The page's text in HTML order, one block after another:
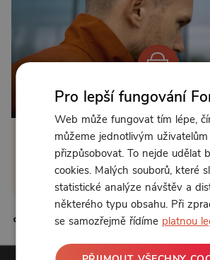
Od 144 Kč měsíčně nebo 89 Kč
Zřídit předplatné
Koupit příspěvek
Pro lepší fungování
Web může fungovat tím lépe,
můžeme jednotlivým uživatelům
přizpůsobovat. To nejde udělat
cookies. Malých souborů, které
statistické analýze návštěv a
některého typu obsahu. Při
se samozřejmě řídíme platnou